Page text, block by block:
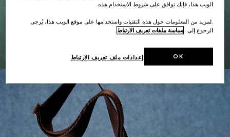
هدايا لها
الويب هذا، فإنك توافق على شروط الاستخدام هذه.
.لمزيد من المعلومات حول هذه التقنيات واستخدامها على موقع الويب هذا، يُرجى
الرجوع إلى سياسة ملفات تعريف الارتباط
إعدادات ملف تعريف الارتباط OK